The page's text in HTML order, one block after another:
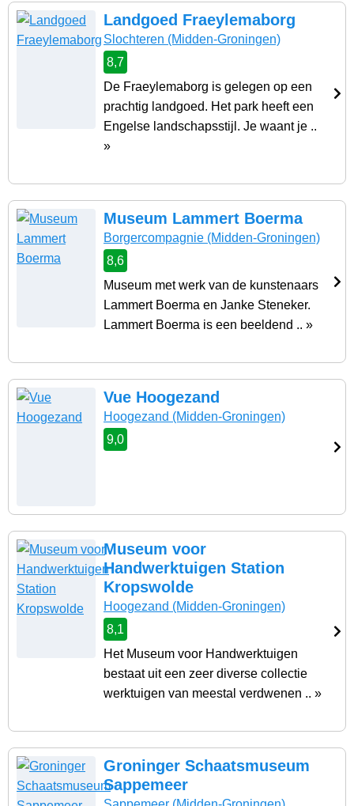
Landgoed Fraeylemaborg
Slochteren (Midden-Groningen)
8,7
De Fraeylemaborg is gelegen op een
prachtig landgoed. Het park heeft een
Engelse landschapsstijl. Je waant je ..
»
Museum Lammert Boerma
Borgercompagnie (Midden-Groningen)
8,6
Museum met werk van de kunstenaars
Lammert Boerma en Janke Steneker.
Lammert Boerma is een beeldend .. »
Vue Hoogezand
Hoogezand (Midden-Groningen)
9,0
Museum voor
Handwerktuigen Station
Kropswolde
Hoogezand (Midden-Groningen)
8,1
Het Museum voor Handwerktuigen
bestaat uit een zeer diverse collectie
werktuigen van meestal verdwenen .. »
Groninger Schaatsmuseum
Sappemeer